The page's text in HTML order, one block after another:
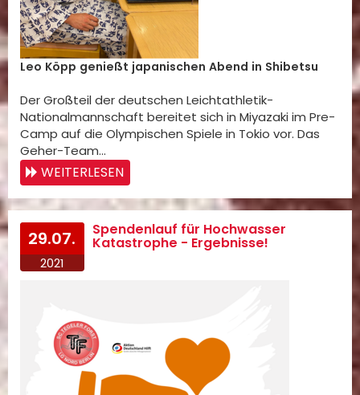
Leo Köpp genießt japanischen Abend in Shibetsu
Der Großteil der deutschen Leichtathletik-
Nationalmannschaft bereitet sich in Miyazaki im Pre-
Camp auf die Olympischen Spiele in Tokio vor. Das
Geher-Team…
WEITERLESEN
29.07.
2021
Spendenlauf für Hochwasser
Katastrophe - Ergebnisse!